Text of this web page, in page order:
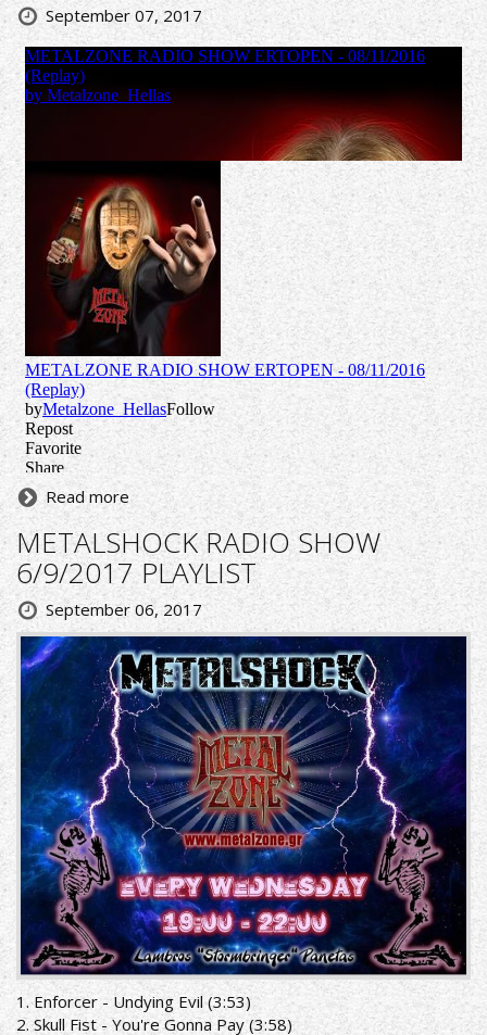
September 07, 2017
Read more
METALSHOCK RADIO SHOW
6/9/2017 PLAYLIST
September 06, 2017
1. Enforcer - Undying Evil (3:53)
2. Skull Fist - You're Gonna Pay (3:58)